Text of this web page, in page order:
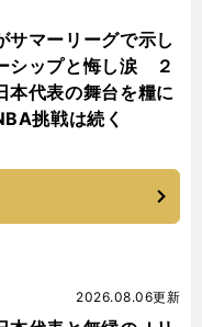
サマーリーグで示し
シップと悔し涙 ２
本代表の舞台を糧に
挑戦は続く
2026.08.06更新